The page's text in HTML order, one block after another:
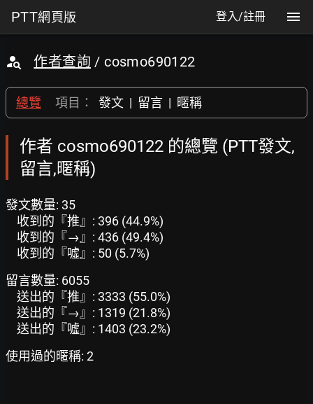
PTT網頁版 登入/註冊
作者查詢 / cosmo690122
總覽 項目： 發文 | 留言 | 暱稱
作者 cosmo690122 的總覽 (PTT發文,
留言,暱稱)
發文數量: 35
收到的『推』: 396 (44.9%)
收到的『→』: 436 (49.4%)
收到的『噓』: 50 (5.7%)
留言數量: 6055
送出的『推』: 3333 (55.0%)
送出的『→』: 1319 (21.8%)
送出的『噓』: 1403 (23.2%)
使用過的暱稱: 2